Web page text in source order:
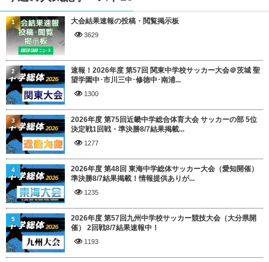
大会結果速報の投稿・閲覧掲示板
3629
1
速報！2026年度 第57回 関東中学校サッカー大会＠茨城 聖
望学園中･市川三中･修徳中･南浦...
1300
2
2026年度 第75回近畿中学総合体育大会 サッカーの部 5位
決定戦1回戦・準決勝8/7結果掲載...
1277
3
2026年度 第48回 東海中学総体サッカー大会（愛知開催）
準決勝8/7結果掲載！情報提供ありが...
1235
4
2026年度 第57回九州中学校サッカー競技大会（大分県開
催） 2回戦8/7結果速報中！
1193
5